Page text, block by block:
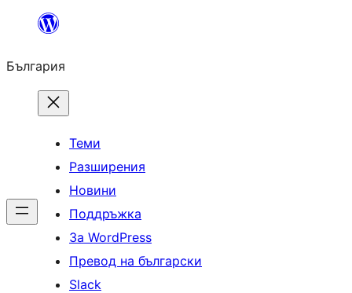
България
Теми
Разширения
Новини
Поддръжка
За WordPress
Превод на български
Slack